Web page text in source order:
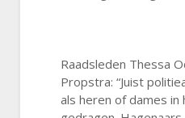
Raadsleden Thessa
Propstra: “Juist
als heren of dames